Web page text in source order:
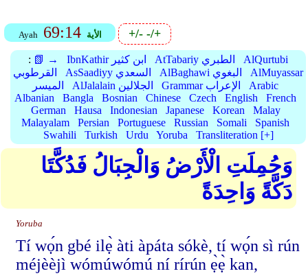
Ayah 69:14 الأية +/--/+
: 📗 → IbnKathir ابن كثير AtTabariy الطبري
AlQurtubi
القرطوبي
AsSaadiyy السعدي AlBaghawi البغوي
AlMuyassar
الميسر
AlJalalain الجلالين Grammar الإعراب
Arabic
Albanian
Bangla Bosnian Chinese Czech English
French
German
Hausa Indonesian Japanese Korean
Malay
Malayalam
Persian Portuguese Russian Somali
Spanish
Swahili
Turkish Urdu Yoruba Transliteration [+]
وَحُمِلَتِ الْأَرْضُ وَالْجِبَالُ فَدُكَّتَا
دَكَّةً وَاحِدَةً
Yoruba
Tí wọ́n gbé ilẹ̀ àti àpáta sókè, tí wọ́n sì rún
méjèèjì wómúwómú ní rírún ẹ̀ẹ̀ kan,